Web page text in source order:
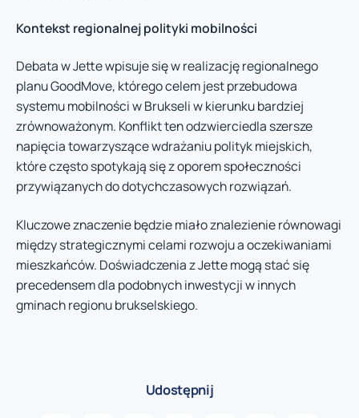
Kontekst regionalnej polityki mobilności
Debata w Jette wpisuje się w realizację regionalnego
planu GoodMove, którego celem jest przebudowa
systemu mobilności w Brukseli w kierunku bardziej
zrównoważonym. Konflikt ten odzwierciedla szersze
napięcia towarzyszące wdrażaniu polityk miejskich,
które często spotykają się z oporem społeczności
przywiązanych do dotychczasowych rozwiązań.
Kluczowe znaczenie będzie miało znalezienie równowagi
między strategicznymi celami rozwoju a oczekiwaniami
mieszkańców. Doświadczenia z Jette mogą stać się
precedensem dla podobnych inwestycji w innych
gminach regionu brukselskiego.
Udostępnij